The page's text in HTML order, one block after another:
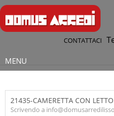
CONTATTACI
MENU
21435-CAMERETTA CON
Scrivendo a